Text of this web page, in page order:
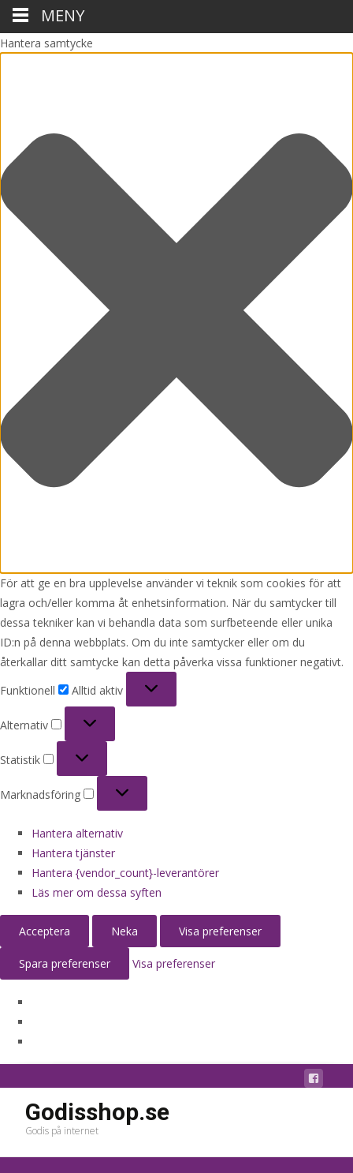
Hantera samtycke
För att ge en bra upplevelse använder vi teknik som cookies för att
lagra och/eller komma åt enhetsinformation. När du samtycker till
dessa tekniker kan vi behandla data som surfbeteende eller unika
ID:n på denna webbplats. Om du inte samtycker eller om du
återkallar ditt samtycke kan detta påverka vissa funktioner negativt.
Funktionell
Alltid aktiv
Alternativ
Statistik
Marknadsföring
Hantera alternativ
Hantera tjänster
Hantera {vendor_count}-leverantörer
Läs mer om dessa syften
Acceptera Neka Visa preferenser
Spara preferenser Visa preferenser
Godisshop.se
Godis på internet
MENY